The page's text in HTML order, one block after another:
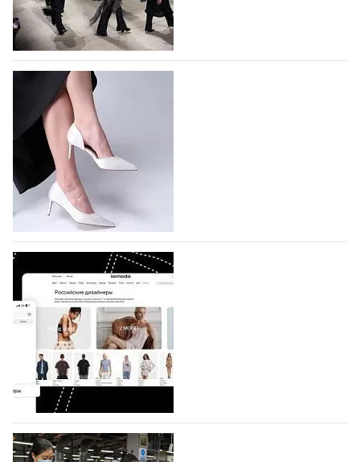
На участие в Московской неделе моды
подано 1047 заявок
На участие в седьмой Московской неделе моды,
которая пройдет в российской столице с 26 сентября
по 1 октября, уже подано 1047 заявок. Примерно
половину из них (494) прислали дизайнеры,
коллекции которых не были представлены в…
07.08.2026 543
BALLINA представит свои новинки на Euro
Shoes
Компания BALLINA Guangzhou Lihuang Footwear
Co., Ltd., основанная в 2011 году и расположенная в
Гуанчжоу, столице моды Китая, является
профессиональной обувной компанией,
объединяющей разработку, производство и…
07.08.2026 396
На платформе Lamoda - новый раздел и